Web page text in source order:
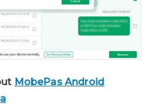
MobePas Android